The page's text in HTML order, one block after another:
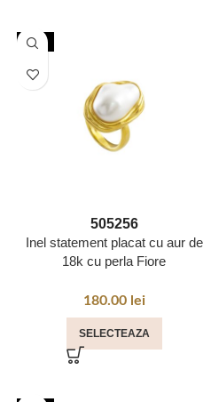
NOU
505256
Inel statement placat cu aur de
18k cu perla Fiore
180.00 lei
SELECTEAZA